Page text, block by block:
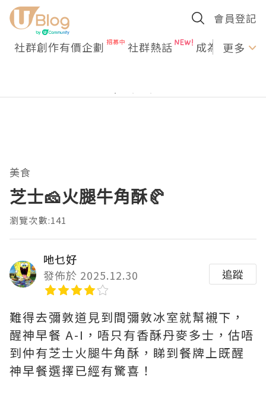
會員登記
社群創作有價企劃 社群熱話 成為U更多
美食
芝士🧀火腿牛角酥🥐
瀏覽次數:141
吔乜好
發佈於 2025.12.30
追蹤
難得去彌敦道見到間彌敦冰室就幫襯下，
醒神早餐 A-I，唔只有香酥丹麥多士，估唔
到仲有芝士火腿牛角酥，睇到餐牌上既醒
神早餐選擇已經有驚喜！